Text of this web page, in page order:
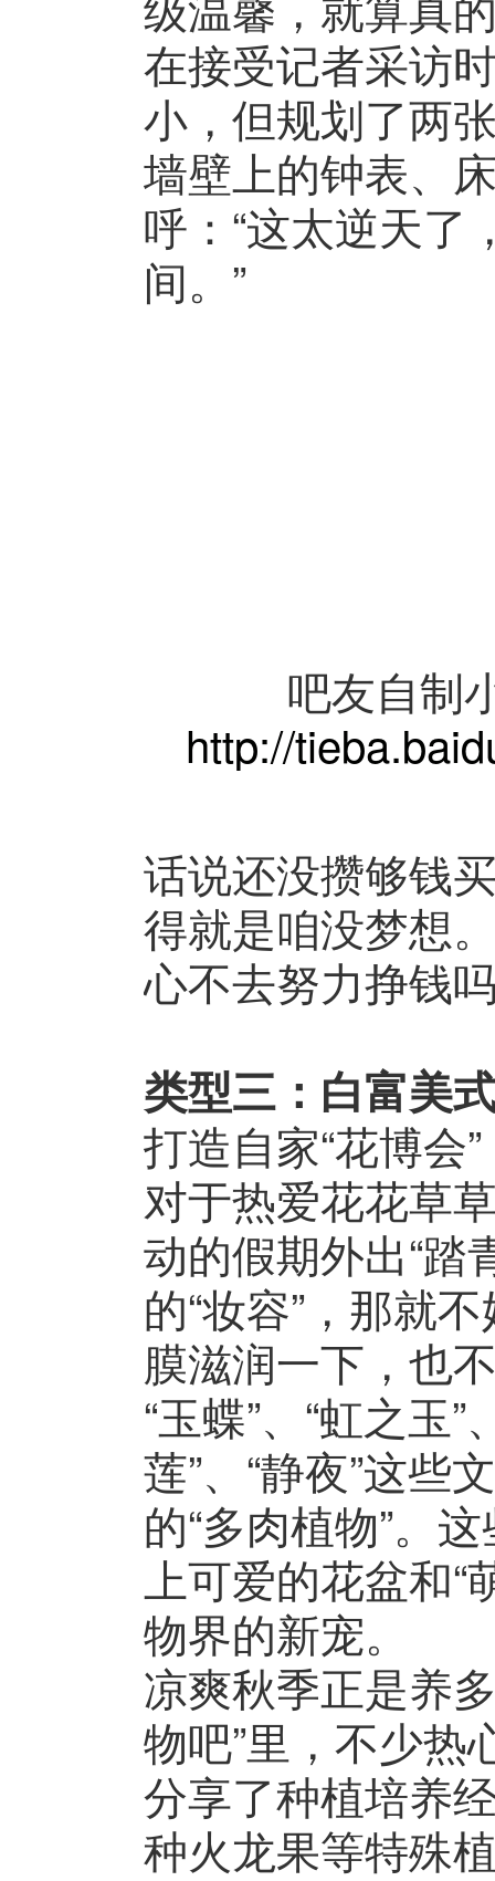
在接受记者采访
小，但规划了两
墙壁上的钟表、
呼：“这太逆天了
间。”
吧友自制
http://
话说还没攒够钱
得就是咱没梦想
心不去努力挣钱
类型三：白富美
打造自家“花博会”
对于热爱花花草
动的假期外出“踏
的“妆容”，那就
膜滋润一下，也
“玉蝶”、“虹之玉”
莲”、“静夜”这些
的“多肉植物”。
上可爱的花盆和
物界的新宠。
凉爽秋季正是养
物吧”里，不少热
分享了种植培养
种火龙果等特殊